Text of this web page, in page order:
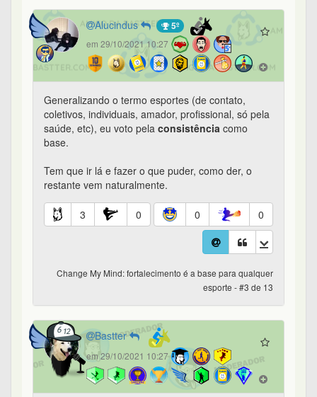
Alucindus 5º
em 29/10/2021 10:27
Generalizando o termo esportes (de contato,
coletivos, individuais, amador, profissional, só pela
saúde, etc), eu voto pela consistência como
base.
Tem que ir lá e fazer o que puder, como der, o
restante vem naturalmente.
3 0 0 0
Change My Mind: fortalecimento é a base para qualquer
esporte - #3 de 13
Bastter
em 29/10/2021 10:27